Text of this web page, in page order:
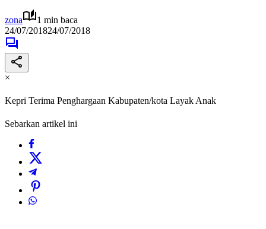
zona
1 min baca
24/07/201824/07/2018
×
Kepri Terima Penghargaan Kabupaten/kota Layak Anak
Sebarkan artikel ini